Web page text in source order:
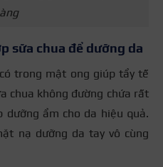
sữa chua để dưỡng da
trong mật ong giúp tẩy tế
chua không đường chứa rất
dưỡng ẩm cho da hiệu quả.
nạ dưỡng da tay vô cùng